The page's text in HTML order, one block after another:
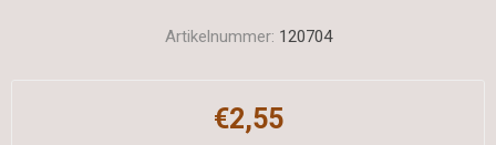
Artikelnummer: 120704
€2,55